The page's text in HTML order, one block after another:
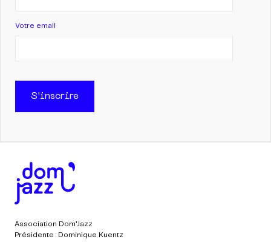
Votre email
S'inscrire
Association Dom’Jazz
Présidente : Dominique Kuentz